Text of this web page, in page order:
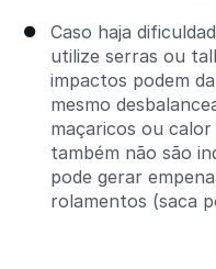
Caso haja
utilize serras ou
impactos podem
mesmo
maçaricos ou
também não são
pode gerar
rolamentos (saca